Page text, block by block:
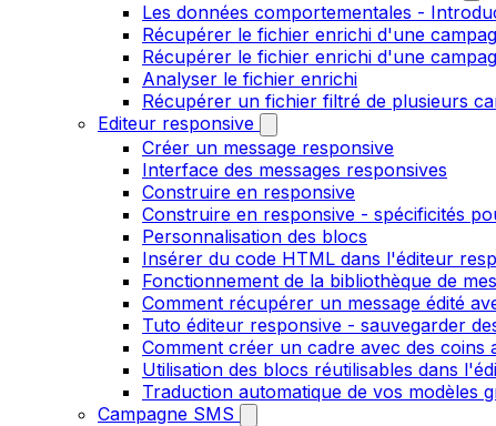
Les données comportementales -
Récupérer le fichier enrichi d'une
Récupérer le fichier enrichi d'une
Analyser le fichier enrichi
Récupérer un fichier filtré de plusieurs
Editeur responsive
Créer un message responsive
Interface des messages responsives
Construire en responsive
Construire en responsive - spécificités
Personnalisation des blocs
Insérer du code HTML dans l'éditeur
Fonctionnement de la bibliothèque de
Comment récupérer un message édité
Tuto éditeur responsive - sauvegarder
Comment créer un cadre avec des
Utilisation des blocs réutilisables dans
Traduction automatique de vos modèles
Campagne SMS